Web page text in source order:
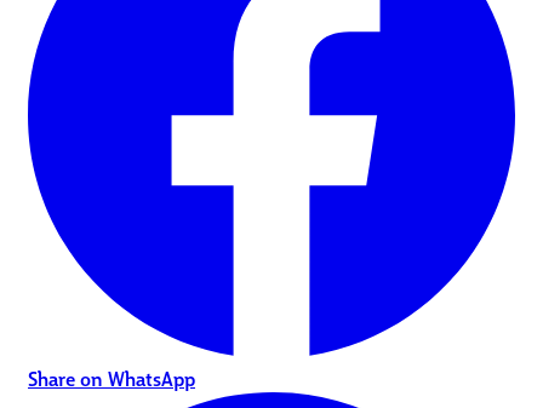
Share on WhatsApp